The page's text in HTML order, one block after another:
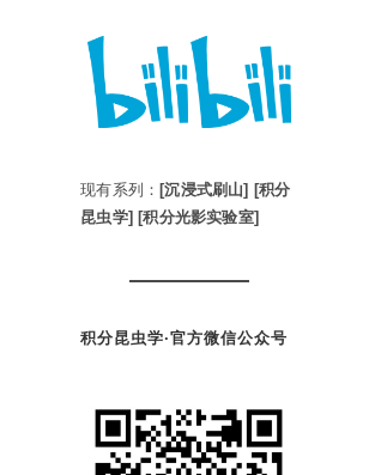
现有系列： [沉浸式刷山] [积分
昆虫学] [积分光影实验室]
积分昆虫学·官方微信公众号